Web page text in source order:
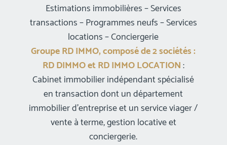
Estimations immobilières – Services
transactions – Programmes neufs – Services
locations – Conciergerie
Groupe RD IMMO, composé de 2 sociétés :
RD DIMMO et RD IMMO LOCATION:
Cabinet immobilier indépendant spécialisé
en transaction dont un département
immobilier d’entreprise et un service viager /
vente à terme, gestion locative et
conciergerie.